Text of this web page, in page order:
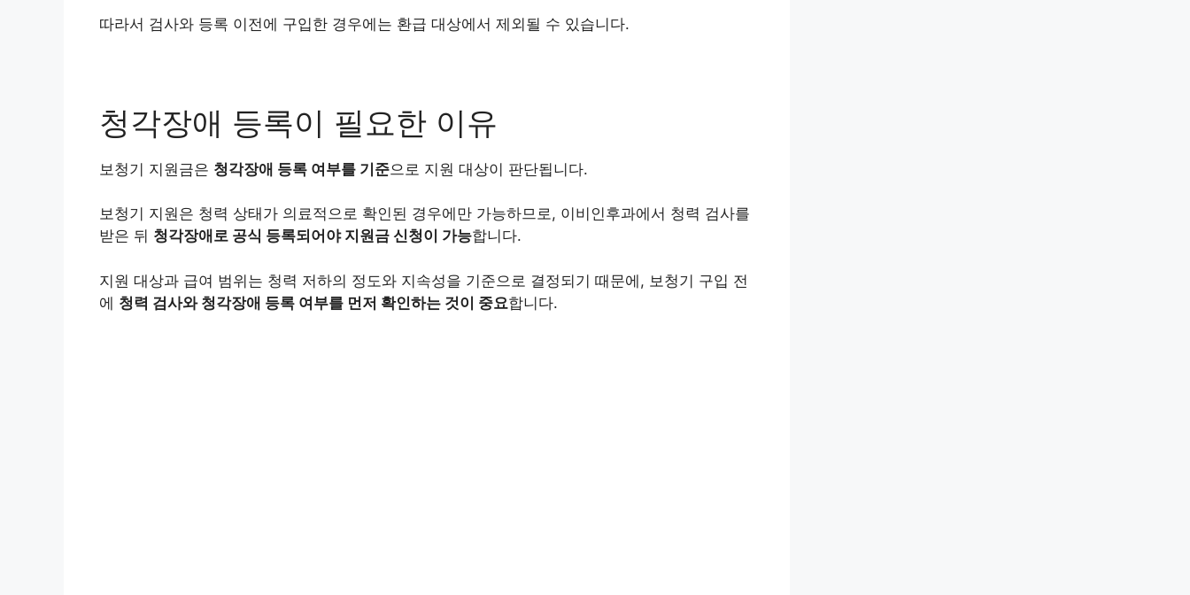
따라서 검사와 등록 이전에 구입한 경우에는 환급 대상에서 제외될 수 있습니다.
청각장애 등록이 필요한 이유
보청기 지원금은 청각장애 등록 여부를 기준으로 지원 대상이 판단됩니다.
보청기 지원은 청력 상태가 의료적으로 확인된 경우에만 가능하므로, 이비인후과에서 청력 검사를
받은 뒤 청각장애로 공식 등록되어야 지원금 신청이 가능합니다.
지원 대상과 급여 범위는 청력 저하의 정도와 지속성을 기준으로 결정되기 때문에, 보청기 구입 전
에 청력 검사와 청각장애 등록 여부를 먼저 확인하는 것이 중요합니다.